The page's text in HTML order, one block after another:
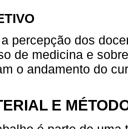
percepção dos
de medicina e
o andamento do
E